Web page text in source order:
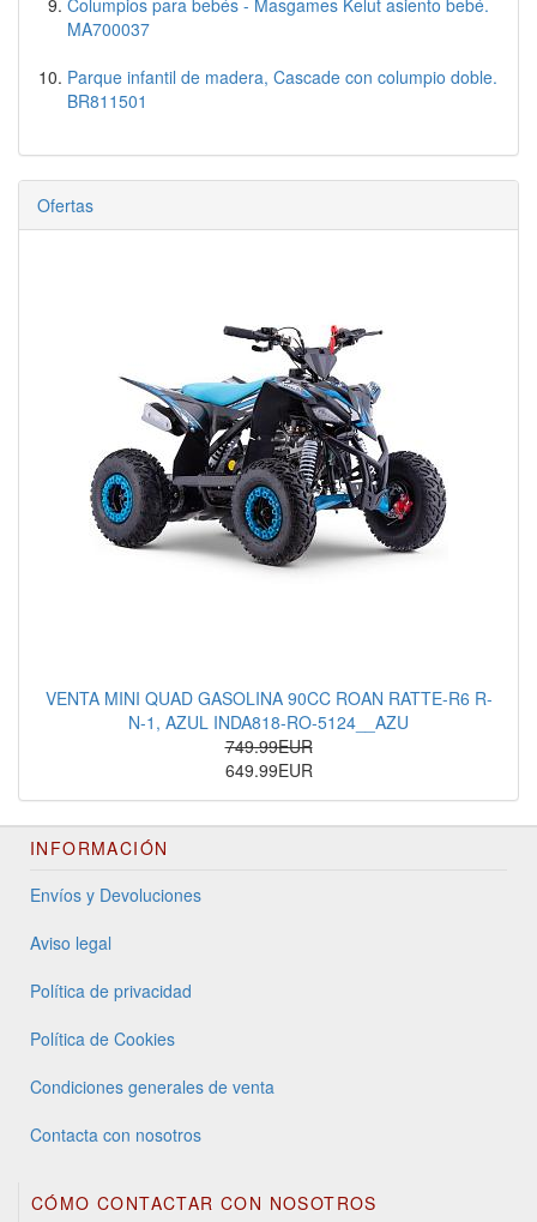
MA700037
Parque infantil de madera, Cascade con columpio doble.
BR811501
Ofertas
VENTA MINI QUAD GASOLINA 90CC ROAN RATTE-R6 R-
N-1, AZUL INDA818-RO-5124__AZU
749.99EUR
649.99EUR
INFORMACIÓN
Envíos y Devoluciones
Aviso legal
Política de privacidad
Política de Cookies
Condiciones generales de venta
Contacta con nosotros
CÓMO CONTACTAR CON NOSOTROS